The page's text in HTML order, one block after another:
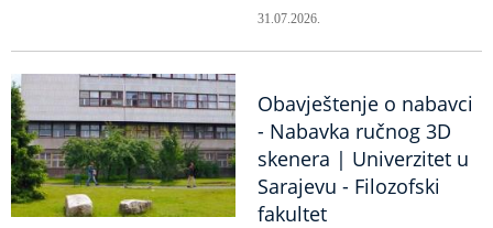
31.07.2026.
Obavještenje o nabavci
- Nabavka ručnog 3D
skenera | Univerzitet u
Sarajevu - Filozofski
fakultet